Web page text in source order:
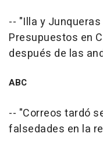
-- "Illa y
Presupuestos en
después de las
ABC
-- "Correos tardó
falsedades en la